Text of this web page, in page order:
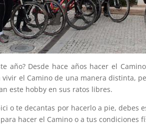
año? Desde hace años hacer el
el Camino de una manera distinta,
este hobby en sus ratos libres.
o te decantas por hacerlo a pie,
hacer el Camino o a tus condiciones